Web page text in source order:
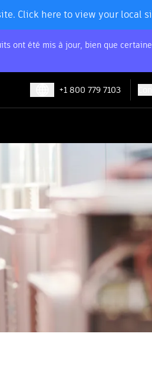
Click here to view your local
ont été mis à jour, bien que
+1 800 779 7103